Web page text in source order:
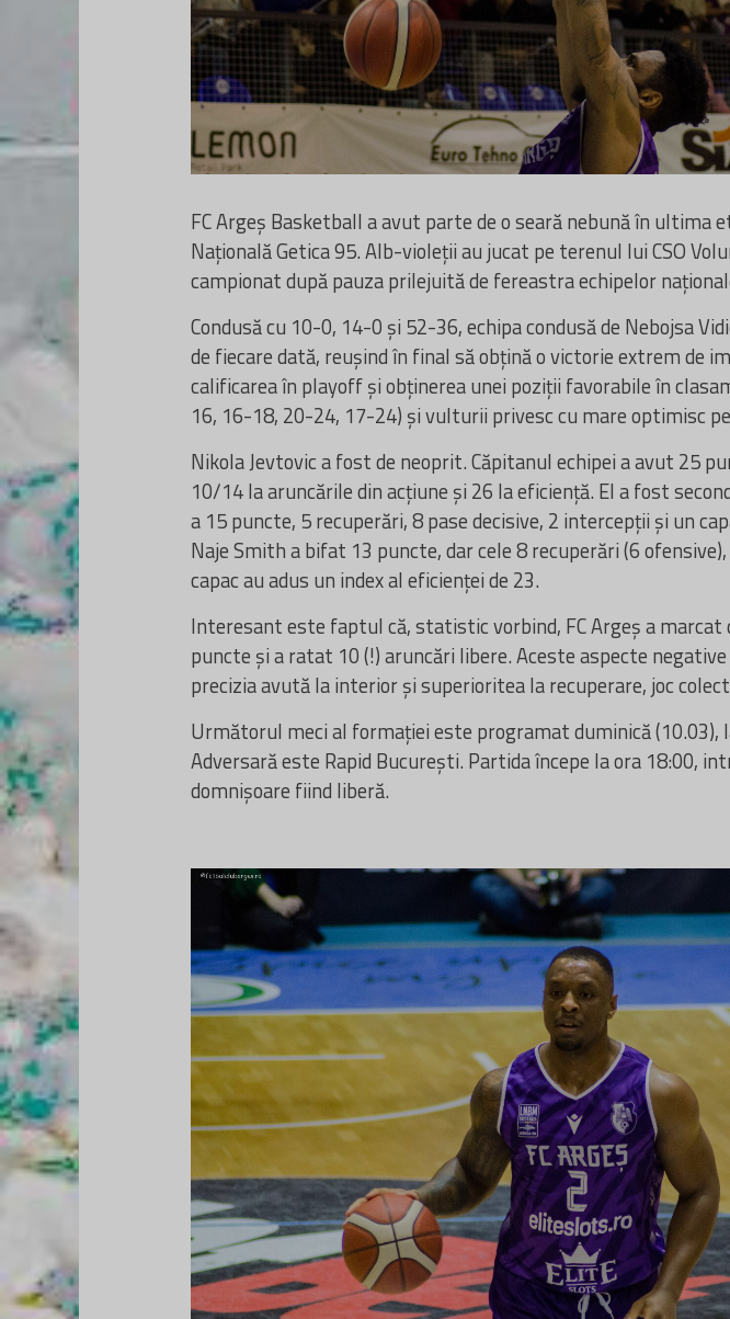
FC Argeș Basketball a avut parte de o seară nebună în ultima
Națională Getica 95. Alb-violeții au jucat pe terenul lui CSO
campionat după pauza prilejuită de fereastra echipelor
Condusă cu 10-0, 14-0 și 52-36, echipa condusă de Nebojsa
de fiecare dată, reușind în final să obțină o victorie extrem de
calificarea în playoff și obținerea unei poziții favorabile în
16, 16-18, 20-24, 17-24) și vulturii privesc cu mare optimisc
Nikola Jevtovic a fost de neoprit. Căpitanul echipei a avut 25
10/14 la aruncările din acțiune și 26 la eficiență. El a fost
a 15 puncte, 5 recuperări, 8 pase decisive, 2 intercepții și un
Naje Smith a bifat 13 puncte, dar cele 8 recuperări (6
capac au adus un index al eficienței de 23.
Interesant este faptul că, statistic vorbind, FC Argeș a marcat
puncte și a ratat 10 (!) aruncări libere. Aceste aspecte
precizia avută la interior și superioritea la recuperare, joc
Următorul meci al formației este programat duminică (10.03),
Adversară este Rapid București. Partida începe la ora 18:00,
domnișoare fiind liberă.